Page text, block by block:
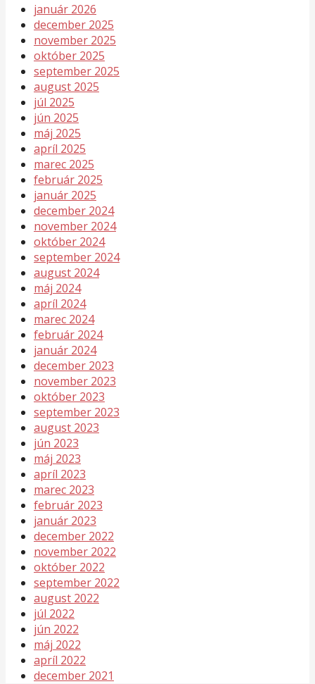
január 2026
december 2025
november 2025
október 2025
september 2025
august 2025
júl 2025
jún 2025
máj 2025
apríl 2025
marec 2025
február 2025
január 2025
december 2024
november 2024
október 2024
september 2024
august 2024
máj 2024
apríl 2024
marec 2024
február 2024
január 2024
december 2023
november 2023
október 2023
september 2023
august 2023
jún 2023
máj 2023
apríl 2023
marec 2023
február 2023
január 2023
december 2022
november 2022
október 2022
september 2022
august 2022
júl 2022
jún 2022
máj 2022
apríl 2022
december 2021